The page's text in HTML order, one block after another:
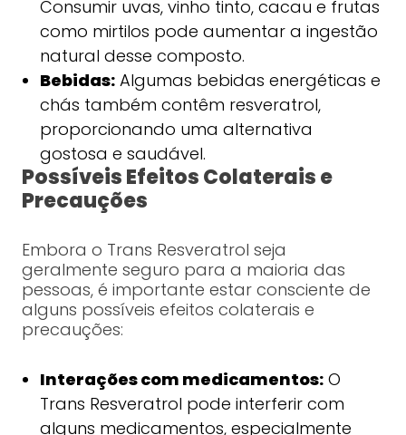
Consumir uvas, vinho tinto, cacau e frutas
como mirtilos pode aumentar a ingestão
natural desse composto.
Bebidas:Algumas bebidas energéticas e
chás também contêm resveratrol,
proporcionando uma alternativa
gostosa e saudável.
Possíveis Efeitos Colaterais e
Precauções
Embora o Trans Resveratrol seja
geralmente seguro para a maioria das
pessoas, é importante estar consciente de
alguns possíveis efeitos colaterais e
precauções:
Interações com medicamentos:O
Trans Resveratrol pode interferir com
alguns medicamentos, especialmente